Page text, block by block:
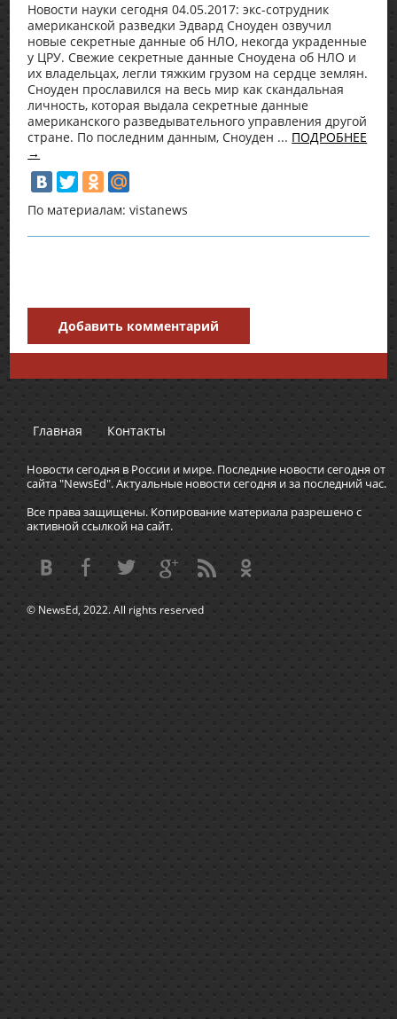
Новости науки сегодня 04.05.2017: экс-сотрудник
американской разведки Эдвард Сноуден озвучил
новые секретные данные об НЛО, некогда украденные
у ЦРУ. Свежие секретные данные Сноудена об НЛО и
их владельцах, легли тяжким грузом на сердце землян.
Сноуден прославился на весь мир как скандальная
личность, которая выдала секретные данные
американского разведывательного управления другой
стране. По последним данным, Сноуден ... ПОДРОБНЕЕ
→
По материалам: vistanews
Добавить комментарий
Главная Контакты
Новости сегодня в России и мире. Последние новости сегодня от
сайта "NewsEd". Актуальные новости сегодня и за последний час.
Все права защищены. Копирование материала разрешено с
активной ссылкой на сайт.
© NewsEd, 2022. All rights reserved